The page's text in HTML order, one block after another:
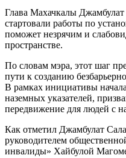
Глава Махачкалы
стартовали работы по
поможет незрячим и
пространстве.
По словам мэра, этот шаг
пути к созданию
В рамках инициативы
наземных указателей,
передвижение для людей с
Как отметил Джамбулат
руководителем
инвалиды» Хайбулой